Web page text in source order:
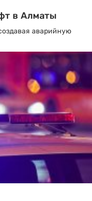
в Алматы
аварийную